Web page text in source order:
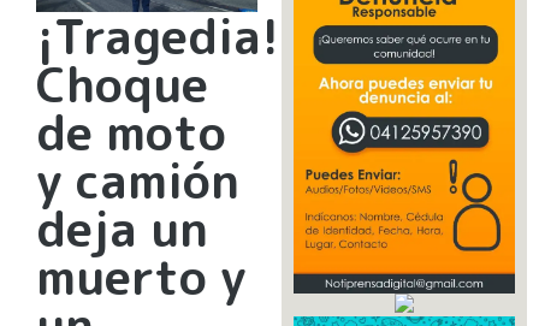
¡Tragedia!
Choque
de moto
y camión
deja un
muerto y